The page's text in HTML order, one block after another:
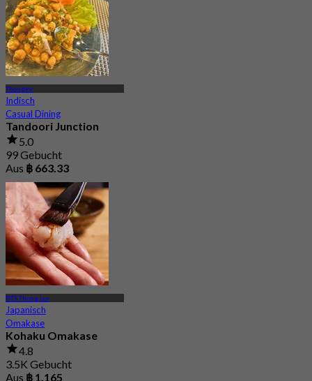
Thonglor
Indisch
Casual Dining
Tandoori Junction
5.0
99 Gebucht
Aus ฿ 663.33
BTS Thong Lor
Japanisch
Omakase
Kohaku Omakase
4.8
3.5K Gebucht
Aus ฿ 1,165